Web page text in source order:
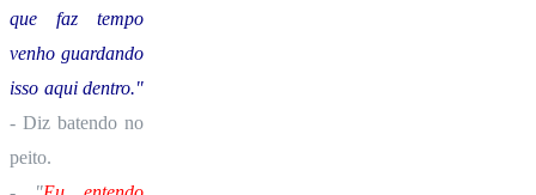
que faz tempo
venho guardando
isso aqui dentro."
- Diz batendo no
peito.